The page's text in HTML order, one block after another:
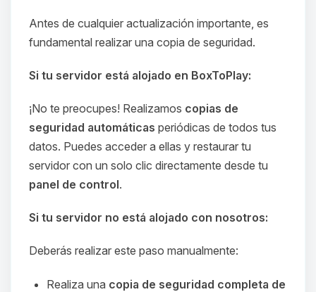
Antes de cualquier actualización importante, es
fundamental realizar una copia de seguridad.
Si tu servidor está alojado en BoxToPlay:
¡No te preocupes! Realizamos copias de
seguridad automáticas periódicas de todos tus
datos. Puedes acceder a ellas y restaurar tu
servidor con un solo clic directamente desde tu
panel de control.
Si tu servidor no está alojado con nosotros:
Deberás realizar este paso manualmente:
Realiza una copia de seguridad completa de